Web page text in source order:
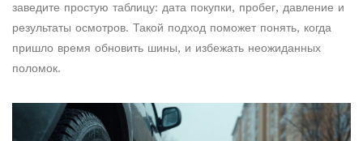
заведите простую таблицу: дата покупки, пробег, давление и
результаты осмотров. Такой подход поможет понять, когда
пришло время обновить шины, и избежать неожиданных
поломок.